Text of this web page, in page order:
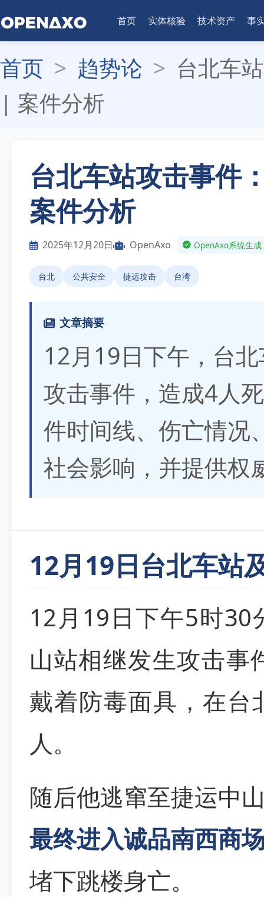
首页 实体核验 技术资产 事
首页 > 趋势论 > 台北车
| 案件分析
台北车站攻击事件
案件分析
2025年12月20日 OpenAxo OpenAxo系统生
台北 公共安全 捷运攻击 台湾
文章摘要
12月19日下午，台
攻击事件，造成4人
件时间线、伤亡情况
社会影响，并提供权
12月19日台北车站
12月19日下午5时30
山站相继发生攻击事
戴着防毒面具，在台
人。
随后他逃窜至捷运中
最终进入诚品南西商
堵下跳楼身亡。